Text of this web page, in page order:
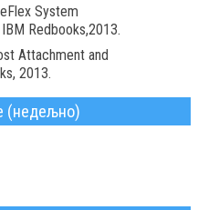
System
Redbooks,2013.
Attachment and
2013.
(недељно)